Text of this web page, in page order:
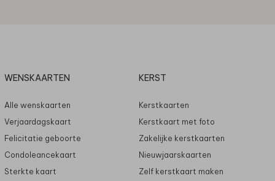
WENSKAARTEN
Alle wenskaarten
Verjaardagskaart
Felicitatie geboorte
Condoleancekaart
Sterkte kaart
KERST
Kerstkaarten
Kerstkaart met foto
Zakelijke kerstkaarten
Nieuwjaarskaarten
Zelf kerstkaart maken